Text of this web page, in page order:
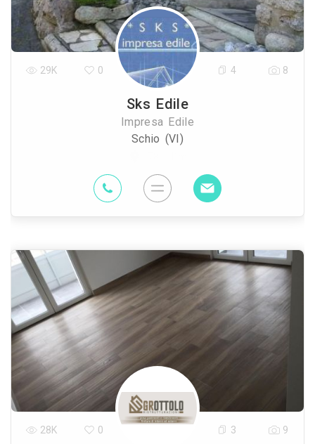
Sks Edile
Impresa Edile
Schio (VI)
29K 0 4 8
28K 0 3 9